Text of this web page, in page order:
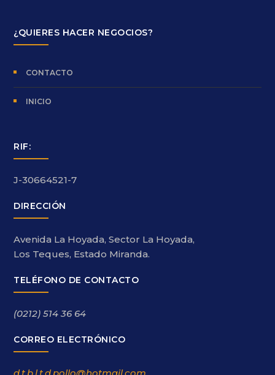
¿QUIERES HACER NEGOCIOS?
CONTACTO
INICIO
RIF:
J-30664521-7
DIRECCIÓN
Avenida La Hoyada, Sector La Hoyada,
Los Teques, Estado Miranda.
TELÉFONO DE CONTACTO
(0212) 514 36 64
CORREO ELECTRÓNICO